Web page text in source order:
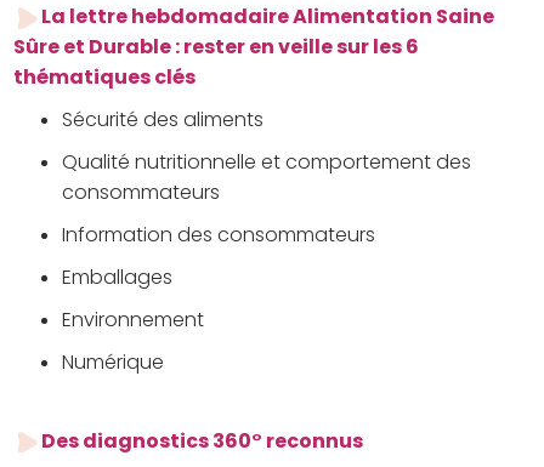
La lettre hebdomadaire Alimentation Saine
Sûre et Durable :rester en veille sur les 6
thématiques clés
Sécurité des aliments
Qualité nutritionnelle et comportement des
consommateurs
Information des consommateurs
Emballages
Environnement
Numérique
Des diagnostics 360° reconnus